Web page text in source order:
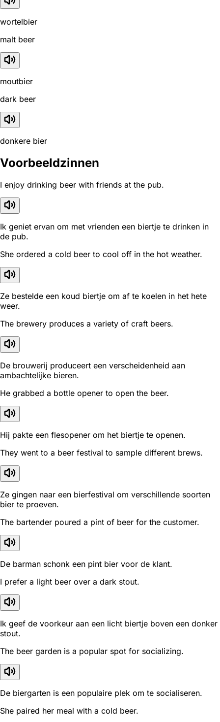
wortelbier
malt beer
moutbier
dark beer
donkere bier
Voorbeeldzinnen
I enjoy drinking beer with friends at the pub.
Ik geniet ervan om met vrienden een biertje te drinken in
de pub.
She ordered a cold beer to cool off in the hot weather.
Ze bestelde een koud biertje om af te koelen in het hete
weer.
The brewery produces a variety of craft beers.
De brouwerij produceert een verscheidenheid aan
ambachtelijke bieren.
He grabbed a bottle opener to open the beer.
Hij pakte een flesopener om het biertje te openen.
They went to a beer festival to sample different brews.
Ze gingen naar een bierfestival om verschillende soorten
bier te proeven.
The bartender poured a pint of beer for the customer.
De barman schonk een pint bier voor de klant.
I prefer a light beer over a dark stout.
Ik geef de voorkeur aan een licht biertje boven een donker
stout.
The beer garden is a popular spot for socializing.
De biergarten is een populaire plek om te socialiseren.
She paired her meal with a cold beer.